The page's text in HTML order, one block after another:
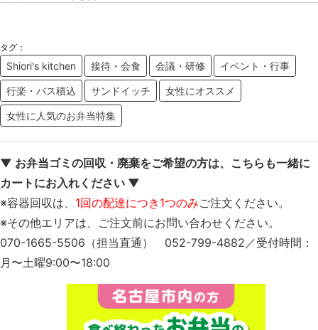
タグ：
Shiori's kitchen 接待・会食 会議・研修 イベント・行事
行楽・バス積込 サンドイッチ 女性にオススメ
女性に人気のお弁当特集
▼ お弁当ゴミの回収・廃棄をご希望の方は、こちらも一緒に
カートにお入れください ▼
※容器回収は、 1回の配達につき1つのみご注文ください。
※その他エリアは、ご注文前にお問い合わせください。
070-1665-5506（担当直通） 052-799-4882／受付時間：
月〜土曜9:00〜18:00